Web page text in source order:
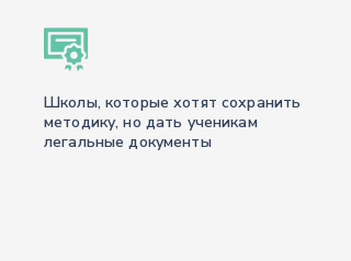
Школы, которые хотят сохранить
методику, но дать ученикам
легальные документы